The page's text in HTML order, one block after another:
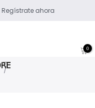
Regístrate ahora
0
/